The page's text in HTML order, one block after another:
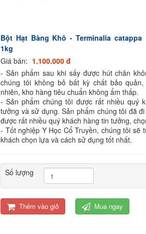
Bột Hạt Bàng Khô - Terminalia catappa
1kg
Giá bán: 1.100.000 đ
- Sản phẩm sau khi sấy được hút chân
chúng tôi không bỏ bất kỳ chất bảo
nhiên, kho hàng tiêu chuẩn không ẩm thấp.
- Sản phẩm chúng tôi được rất nhiều quý
tưởng và sử dụng. Sản phẩm chúng tôi đã
được rất nhiều quý khách hàng tin tưởng,
- Tốt nghiệp Y Học Cổ Truyền, chúng tôi sẽ
khách chọn lựa và cách sử dụng tốt nhất.
Số lượng
Thêm vào giỏ Mua ngay